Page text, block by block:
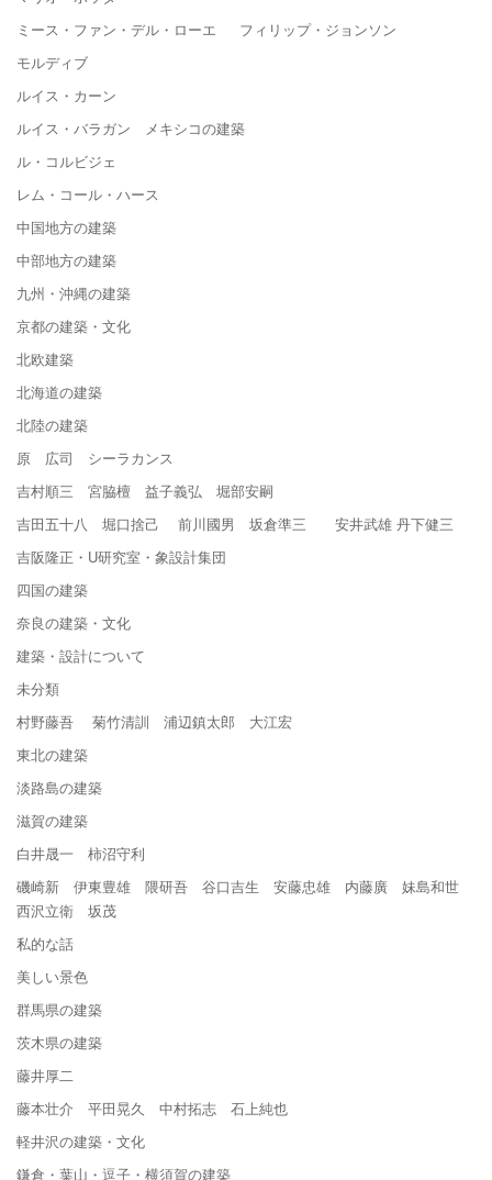
ミース・ファン・デル・ローエ フィリップ・ジョンソン
モルディブ
ルイス・カーン
ルイス・バラガン メキシコの建築
ル・コルビジェ
レム・コール・ハース
中国地方の建築
中部地方の建築
九州・沖縄の建築
京都の建築・文化
北欧建築
北海道の建築
北陸の建築
原 広司 シーラカンス
吉村順三 宮脇檀 益子義弘 堀部安嗣
吉田五十八 堀口捨己 前川國男 坂倉準三 安井武雄 丹下健三
吉阪隆正・U研究室・象設計集団
四国の建築
奈良の建築・文化
建築・設計について
未分類
村野藤吾 菊竹清訓 浦辺鎮太郎 大江宏
東北の建築
淡路島の建築
滋賀の建築
白井晟一 柿沼守利
磯崎新 伊東豊雄 隈研吾 谷口吉生 安藤忠雄 内藤廣 妹島和世
西沢立衛 坂茂
私的な話
美しい景色
群馬県の建築
茨木県の建築
藤井厚二
藤本壮介 平田晃久 中村拓志 石上純也
軽井沢の建築・文化
鎌倉・葉山・逗子・横須賀の建築